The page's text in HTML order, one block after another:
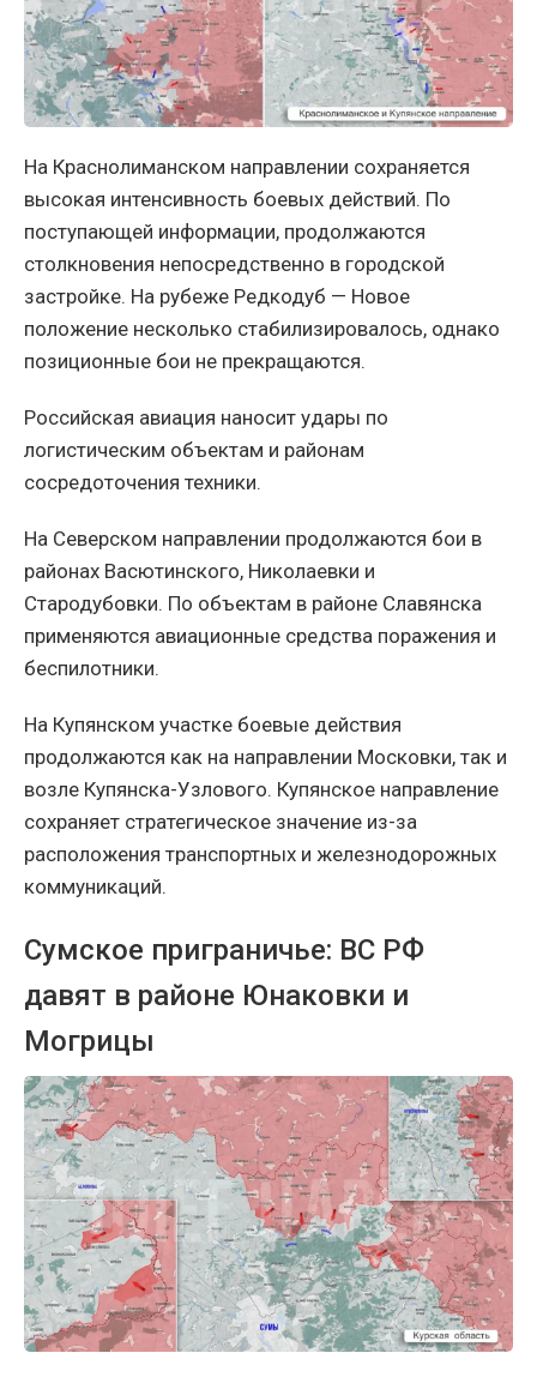
На Краснолиманском направлении сохраняется
высокая интенсивность боевых действий. По
поступающей информации, продолжаются
столкновения непосредственно в городской
застройке. На рубеже Редкодуб — Новое
положение несколько стабилизировалось, однако
позиционные бои не прекращаются.
Российская авиация наносит удары по
логистическим объектам и районам
сосредоточения техники.
На Северском направлении продолжаются бои в
районах Васютинского, Николаевки и
Стародубовки. По объектам в районе Славянска
применяются авиационные средства поражения и
беспилотники.
На Купянском участке боевые действия
продолжаются как на направлении Московки, так и
возле Купянска-Узлового. Купянское направление
сохраняет стратегическое значение из-за
расположения транспортных и железнодорожных
коммуникаций.
Сумское приграничье: ВС РФ
давят в районе Юнаковки и
Могрицы